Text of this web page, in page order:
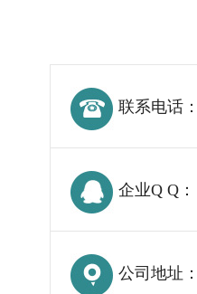
联系电话
企业Q Q：
公司地址